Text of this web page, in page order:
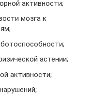
активности;
мозга к
астении;
активности;